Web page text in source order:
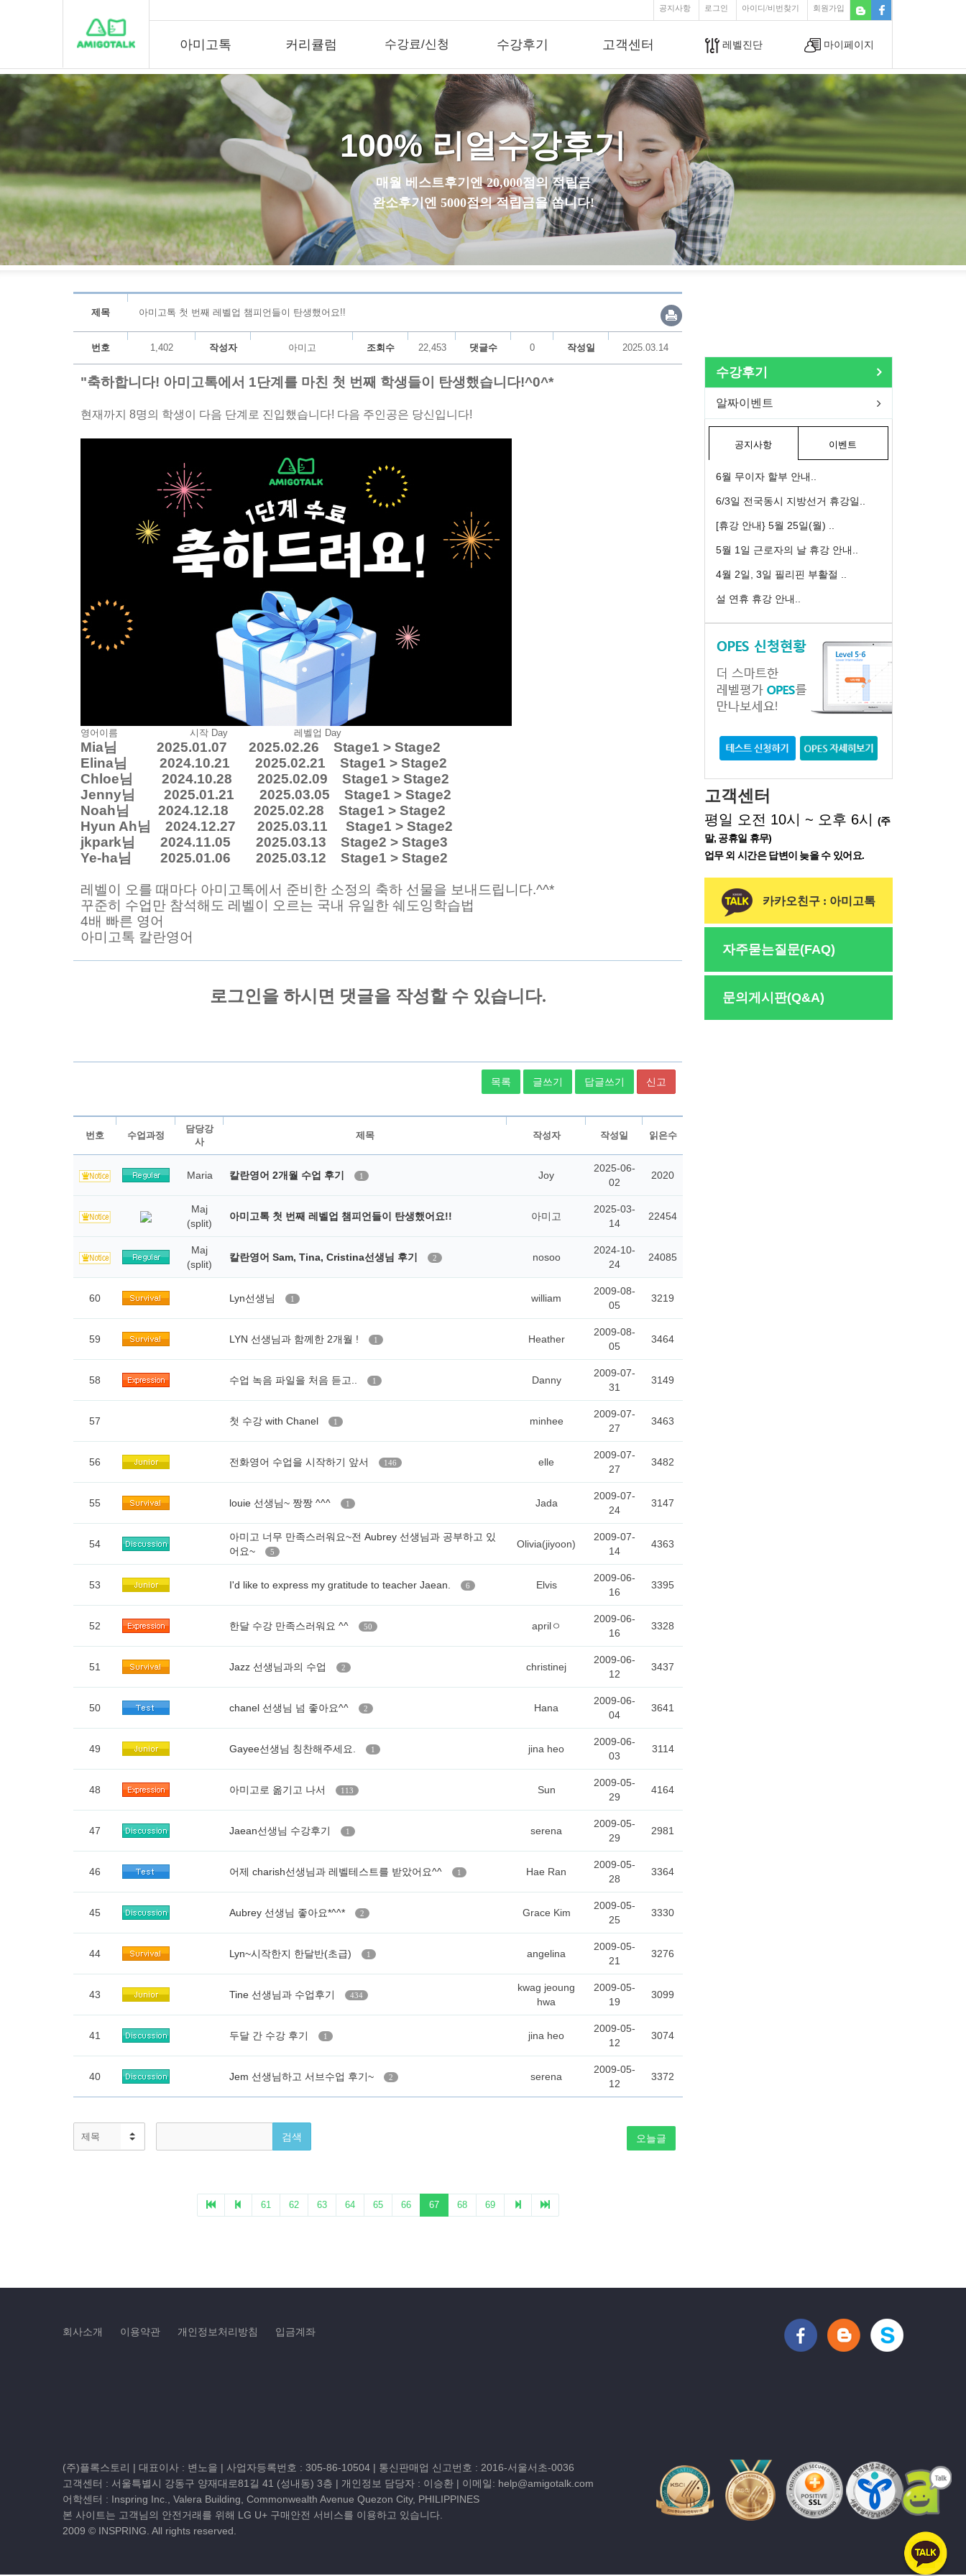
공지사항 로그인 아이디/비번찾기 회원가입
아미고톡 커리큘럼 수강료/신청 수강후기 고객센터 레벨진단 마이페이지
100% 리얼수강후기
매월 베스트후기엔 20,000점의 적립금
완소후기엔 5000점의 적립금을 쏩니다!
제목 아미고톡 첫 번째 레벨업 챔피언들이 탄생했어요!!
번호 1,402 작성자 아미고 조회수 22,453 댓글수 0 작성일 2025.03.14
"축하합니다! 아미고톡에서 1단계를 마친 첫 번째 학생들이 탄생했습니다!^0^*
현재까지 8명의 학생이 다음 단계로 진입했습니다! 다음 주인공은 당신입니다!
영어이름 시작 Day 레벨업 Day
Mia님 2025.01.07 2025.02.26 Stage1 > Stage2
Elina님 2024.10.21 2025.02.21 Stage1 > Stage2
Chloe님 2024.10.28 2025.02.09 Stage1 > Stage2
Jenny님 2025.01.21 2025.03.05 Stage1 > Stage2
Noah님 2024.12.18 2025.02.28 Stage1 > Stage2
Hyun Ah님 2024.12.27 2025.03.11 Stage1 > Stage2
jkpark님 2024.11.05 2025.03.13 Stage2 > Stage3
Ye-ha님 2025.01.06 2025.03.12 Stage1 > Stage2
레벨이 오를 때마다 아미고톡에서 준비한 소정의 축하 선물을 보내드립니다.^^*
꾸준히 수업만 참석해도 레벨이 오르는 국내 유일한 쉐도잉학습법
4배 빠른 영어
아미고톡 칼란영어
목록 글쓰기 답글쓰기 신고
수강후기
알짜이벤트
공지사항 이벤트
6월 무이자 할부 안내..
6/3일 전국동시 지방선거 휴강일..
[휴강 안내} 5월 25일(월) ..
5월 1일 근로자의 날 휴강 안내..
4월 2일, 3일 필리핀 부활절 ..
설 연휴 휴강 안내..
고객센터
평일 오전 10시 ~ 오후 6시
(주
말, 공휴일 휴무)
업무 외 시간은 답변이 늦을 수 있어요.
카카오친구 : 아미고톡
자주묻는질문(FAQ)
문의게시판(Q&A)
회사소개 이용약관 개인정보처리방침 입금계좌
(주)플록스토리 | 대표이사 : 변노을 | 사업자등록번호 : 305-86-10504 | 통신판매업 신고번호 : 2016-서울서초-0036
고객센터 : 서울특별시 강동구 양재대로81길 41 (성내동) 3층 | 개인정보 담당자 : 이승환 | 이메일: help@amigotalk.com
어학센터 : Inspring Inc., Valera Building, Commonwealth Avenue Quezon City, PHILIPPINES
본 사이트는 고객님의 안전거래를 위해 LG U+ 구매안전 서비스를 이용하고 있습니다.
2009 © INSPRING. All rights reserved.